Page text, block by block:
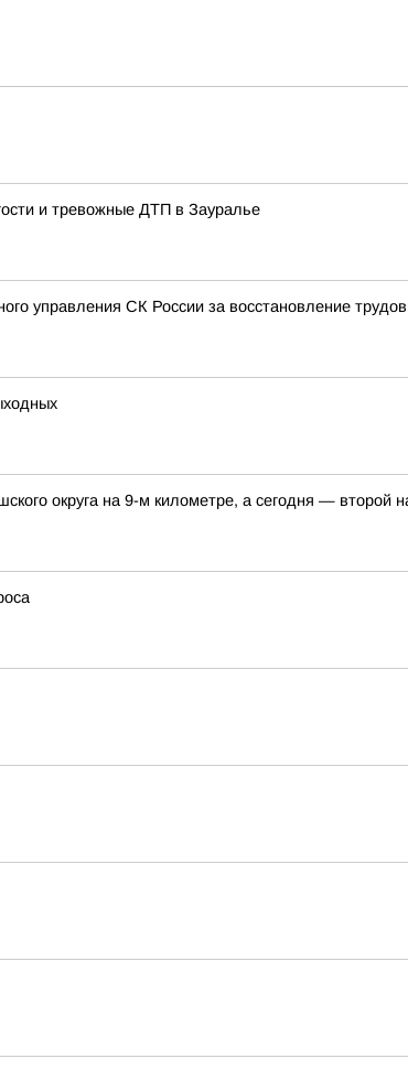
и тревожные ДТП в Зауралье
управления СК России за восстановление
округа на 9-м километре, а сегодня —